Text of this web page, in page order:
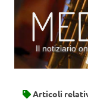
Il notiziario
Articoli